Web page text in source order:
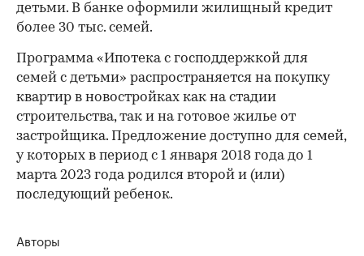
детьми. В банке оформили жилищный кредит
более 30 тыс. семей.
Программа «Ипотека с господдержкой для
семей с детьми» распространяется на покупку
квартир в новостройках как на стадии
строительства, так и на готовое жилье от
застройщика. Предложение доступно для семей,
у которых в период с 1 января 2018 года до 1
марта 2023 года родился второй и (или)
последующий ребенок.
Авторы